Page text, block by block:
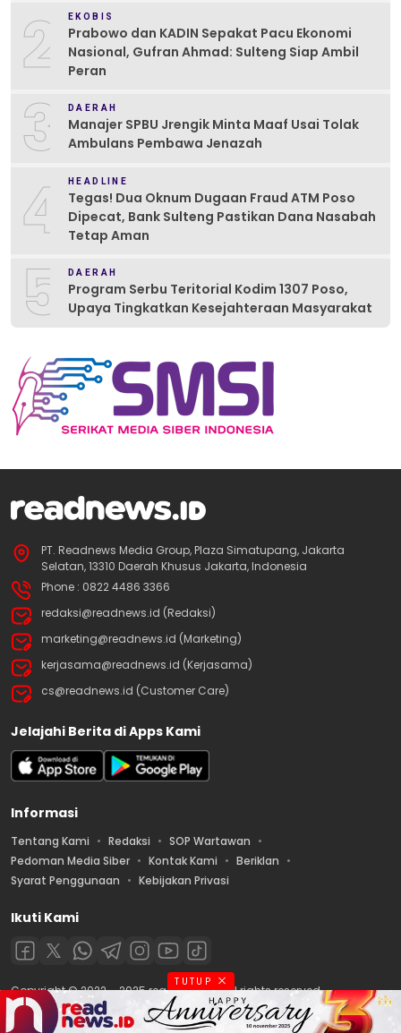
2 EKOBIS
Prabowo dan KADIN Sepakat Pacu Ekonomi
Nasional, Gufran Ahmad: Sulteng Siap Ambil
Peran
3 DAERAH
Manajer SPBU Jrengik Minta Maaf Usai Tolak
Ambulans Pembawa Jenazah
4 HEADLINE
Tegas! Dua Oknum Dugaan Fraud ATM Poso
Dipecat, Bank Sulteng Pastikan Dana Nasabah
Tetap Aman
5 DAERAH
Program Serbu Teritorial Kodim 1307 Poso,
Upaya Tingkatkan Kesejahteraan Masyarakat
PT. Readnews Media Group, Plaza Simatupang, Jakarta
Selatan, 13310 Daerah Khusus Jakarta, Indonesia
Phone : 0822 4486 3366
redaksi@readnews.id (Redaksi)
marketing@readnews.id (Marketing)
kerjasama@readnews.id (Kerjasama)
cs@readnews.id (Customer Care)
Jelajahi Berita di Apps Kami
Informasi
Tentang Kami Redaksi
SOP Wartawan
Pedoman Media Siber
Kontak Kami
Beriklan
Syarat Penggunaan
Kebijakan Privasi
Ikuti Kami
Copyright © 2022 – 2025 readnews.id | All rights reserved.
TUTUP